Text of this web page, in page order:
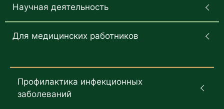
Научная деятельность
Для медицинских работников
Профилактика инфекционных
заболеваний